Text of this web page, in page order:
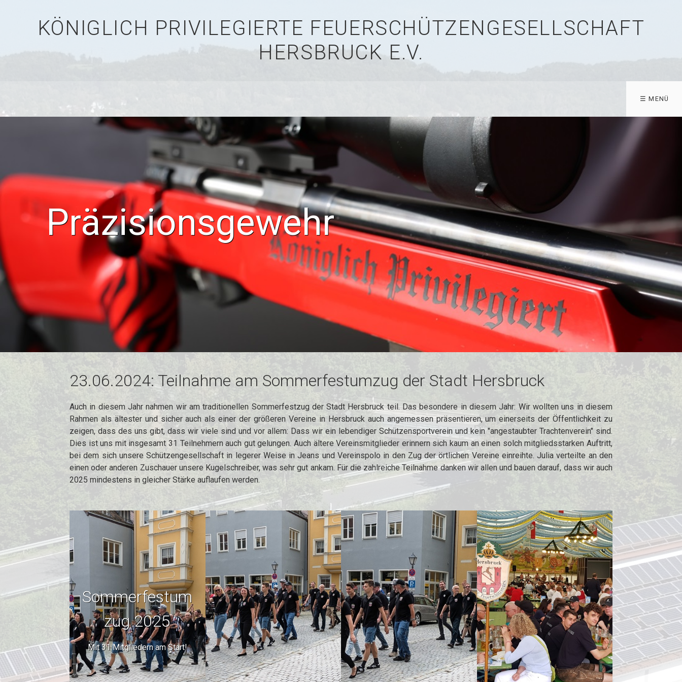
KÖNIGLICH PRIVILEGIERTE FEUERSCHÜTZENGESELLSCHAFT
HERSBRUCK E.V.
☰ MENÜ
Präzisionsgewehr
23.06.2024: Teilnahme am Sommerfestumzug der Stadt Hersbruck
Auch in diesem Jahr nahmen wir am traditionellen Sommerfestzug der Stadt Hersbruck teil. Das besondere in diesem Jahr: Wir wollten uns in diesem
Rahmen als ältester und sicher auch als einer der größeren Vereine in Hersbruck auch angemessen präsentieren, um einerseits der Öffentlichkeit zu
zeigen, dass des uns gibt, dass wir viele sind und vor allem: Dass wir ein lebendiger Schützensportverein und kein "angestaubter Trachtenverein" sind.
Dies ist uns mit insgesamt 31 Teilnehmern auch gut gelungen. Auch ältere Vereinsmitglieder erinnern sich kaum an einen solch mitgliedsstarken Auftritt,
bei dem sich unsere Schützengesellschaft in legerer Weise in Jeans und Vereinspolo in den Zug der örtlichen Vereine einreihte. Julia verteilte an den
einen oder anderen Zuschauer unsere Kugelschreiber, was sehr gut ankam. Für die zahlreiche Teilnahme danken wir allen und bauen darauf, dass wir auch
2025 mindestens in gleicher Stärke auflaufen werden.
Sommerfestum
zug 2025
Mit 31 Mitgliedern am Start!